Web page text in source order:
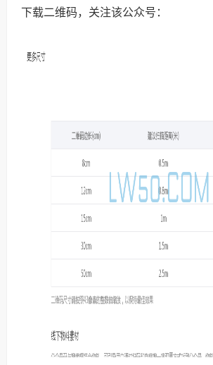
下载二维码，关注该公众号：